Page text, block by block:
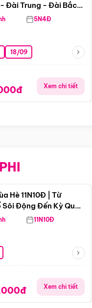
Đài Trung - Đài Bắc
5N4Đ
18/09
Xem chi tiết
Hè 11N10Đ | Từ
Sôi Động Đến Kỳ Quan
Mỹ
11N10Đ
Xem chi tiết